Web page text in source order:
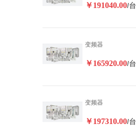
￥191040.00/台
变频器
￥165920.00/台
变频器
￥197310.00/台